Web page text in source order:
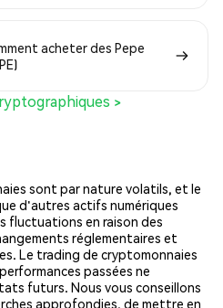
acheter des Pepe
>
sont par nature volatils, et le
d'autres actifs numériques
fluctuations en raison des
réglementaires et
Le trading de cryptomonnaies
passées ne
futurs. Nous vous conseillons
approfondies, de mettre en